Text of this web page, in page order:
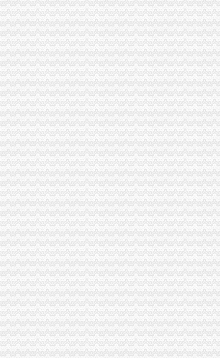
东门网厂家_东门网厂家/公司/东门网供应商-阿里巴巴公司黄页
【学车好多钱】-学车好多钱价格|批发-学车好多钱公司-黄页88网
【重庆杨公桥工商注册|工商注册代理|工商注册代办】-重庆赶集网
中国银行股份有限公司重庆杨公桥支行_【信用信息_诉讼信息_财务信
奶牛梦工场(杨公桥店)电话,地址,营业时间(图)-重庆美食-大众
中国银行股份有限公司重庆杨公桥支行
中国工商银行股份有限公司重庆沙坪坝支行杨公桥分理处_【电话地址_
棋牌室执照好办吗-游戏专区-学犀牛中文网
无押借款_新浪新闻
2017年杨公桥土建造价培训_志趣网
站西路学车好多钱,杨公桥附近好点的驾校-爱喇叭网
【图】杨公桥华宇星云汇1幢6-6,重庆沙坪坝杨公桥杨公桥华宇星云汇
成都市武侯区机投杨公桥副食品经营部
韩妹妹江湖菜电话,地址,营业时间(图)-重庆美食-大众点评网
钟律师(组图)_网易新闻
【重庆二手办公用品转让|重庆办公用品批发】-重庆58同城
重大精英_资讯频道_凤凰网
买重庆学区房不一定能读片区学校 主城各区新招生政策披露_搜狐
中南大学湘雅学院-搜百科
【重庆市沙坪坝区嘉泰办公用品经营部酒店】重庆市沙坪坝区嘉泰办
重庆杨公桥流域污水管网工程招标-污水处理
【3980元】-3980元价格|批发-3980元公司-黄页88网
济南6500-8000元房屋出租一室单间别墅|济南6500-8000元房屋出租一
济南5000-6500元房屋出租四室简单装修单间老公房|济南5000-6500元
沙区“幼升小”政策出炉5所热点小学对二手房有要求--社会新闻-东方网
【重庆场长简历_应聘重庆场长求职简历_重庆场长人才网简历信息】-
俊峰8226龙凤华庭云洲幼儿园招标公告-分类信息-中国采招网
抚州市金溪县信息公开
重庆捷诚办公用品批发部.主城九区免费送货上门重庆其他办公用品/文
宠物店关门我家生的去哪儿了_网易新闻
金溪县2015年秋季城区小学入学通告
办公二手家办公桌椅办公员工位办公老板重庆家具今题网
郑州个人800-1500元房屋出租五室豪华装修单间复式|郑州个人800-
代办重庆建筑类资质新办升级均可办理-78挂靠网